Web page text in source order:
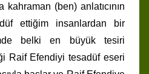
(ben) anlatıcının
ettiğim insanlardan bir
belki en büyük tesiri
Raif Efendiyi tesadüf eseri